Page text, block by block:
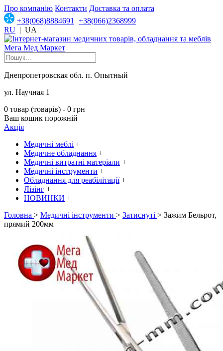
Про компанію Контакти Доставка та оплата
+38(068)8884691
+38(066)2368999
RU | UA
Днепропетровская обл. п. Опытный
ул. Научная 1
0 товар (товарів) - 0 грн
Ваш кошик порожній
Акція
Медичні меблі +
Медичне обладнання +
Медичні витратні матеріали +
Медичні інструменти +
Обладнання для реабілітації +
Лізінг +
НОВИНКИ +
Головна > Медичні інструменти > Затиснуті > Зажим Бельрот,
прямий 200мм